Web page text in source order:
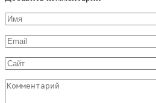
Имя
*
Email
*
Сайт
Комментарий